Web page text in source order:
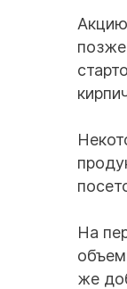
На
же